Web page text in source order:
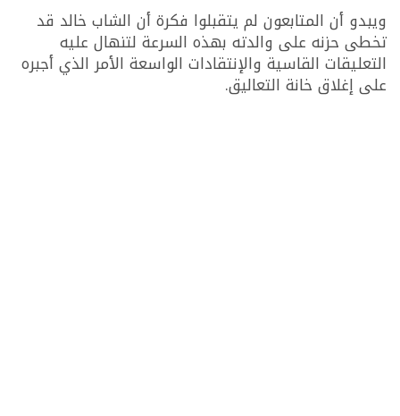
ويبدو أن المتابعون لم يتقبلوا فكرة أن الشاب خالد قد
تخطى حزنه على والدته بهذه السرعة لتنهال عليه
التعليقات القاسية والإنتقادات الواسعة الأمر الذي أجبره
على إغلاق خانة التعاليق.